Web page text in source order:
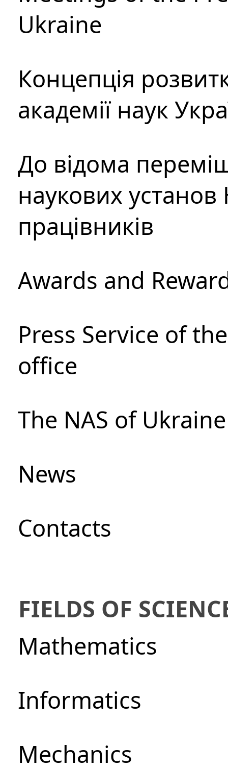
Ukraine
Концепція
академії наук
До відома
наукових установ
працівників
Awards and
Press Service of
office
The NAS of
News
Сontacts
FIELDS OF
Mathematics
Informatics
Mechanics